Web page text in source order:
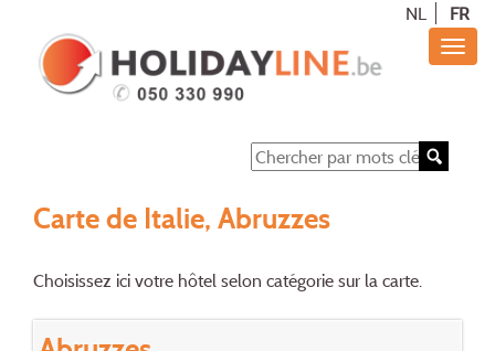
NL FR
Carte de Italie, Abruzzes
Choisissez ici votre hôtel selon catégorie sur la carte.